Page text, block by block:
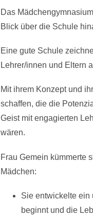
Das
Blick über die Schule
Eine gute Schule
Lehrer/innen und Eltern
Mit ihrem Konzept und
schaffen, die die
Geist mit engagierten
wären.
Frau Gemein kümmerte
Mädchen:
Sie entwickelte ein
beginnt und die